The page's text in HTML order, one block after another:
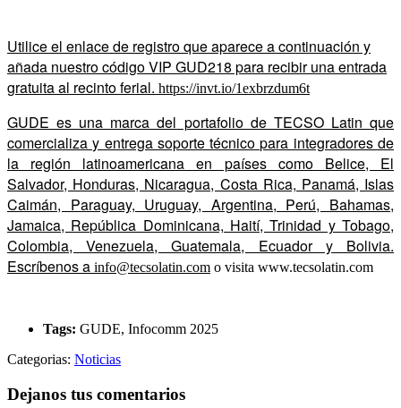
Utilice el enlace de registro que aparece a continuación y
añada nuestro código VIP GUD218 para recibir una entrada
gratuita al recinto ferial. https://invt.io/1exbrzdum6t
GUDE es una marca del portafolio de TECSO Latin que
comercializa y entrega soporte técnico para integradores de
la región latinoamericana en países como Belice, El
Salvador, Honduras, Nicaragua, Costa Rica, Panamá, Islas
Caimán, Paraguay, Uruguay, Argentina, Perú, Bahamas,
Jamaica, República Dominicana, Haití, Trinidad y Tobago,
Colombia, Venezuela, Guatemala, Ecuador y Bolivia.
Escríbenos a info@tecsolatin.com o visita www.tecsolatin.com
Tags: GUDE, Infocomm 2025
Categorias: Noticias
Dejanos tus comentarios